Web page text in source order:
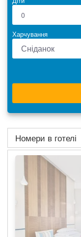
0
Харчування
Сніданок
Номери в готелі